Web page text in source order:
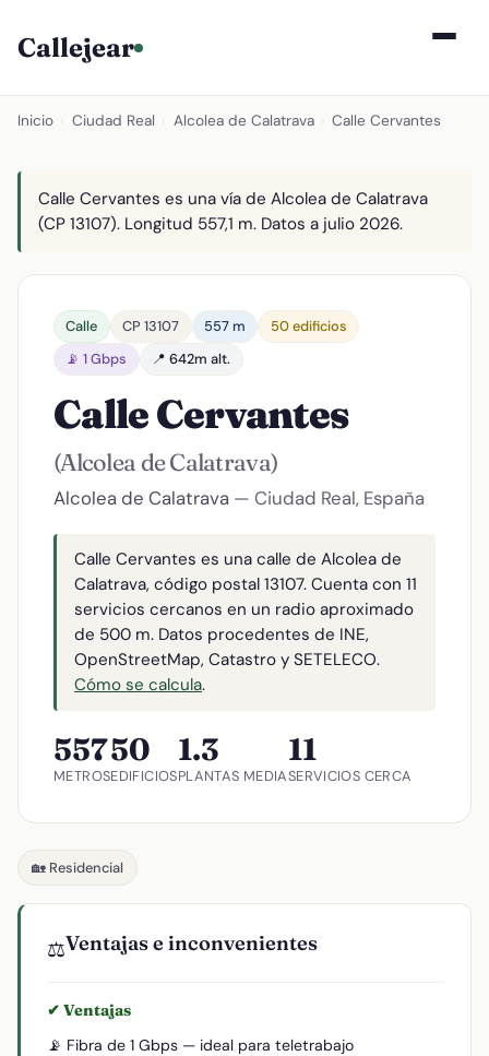
Callejear
Inicio Ciudad Real Alcolea de Calatrava Calle Cervantes
Calle Cervantes es una vía de Alcolea de Calatrava
(CP 13107). Longitud 557,1 m. Datos a julio 2026.
Calle CP 13107 557 m
50 edificios
📡 1 Gbps
📍 642m alt.
Calle Cervantes
(Alcolea de Calatrava)
Alcolea de Calatrava — Ciudad Real, España
Calle Cervantes es una calle de Alcolea de
Calatrava, código postal 13107. Cuenta con 11
servicios cercanos en un radio aproximado
de 500 m. Datos procedentes de INE,
OpenStreetMap, Catastro y SETELECO.
Cómo se calcula.
557
METROS
50
EDIFICIOS
1.3
PLANTAS MEDIA
11
SERVICIOS CERCA
🏡 Residencial
⚖️Ventajas e inconvenientes
✔ Ventajas
📡 Fibra de 1 Gbps — ideal para teletrabajo